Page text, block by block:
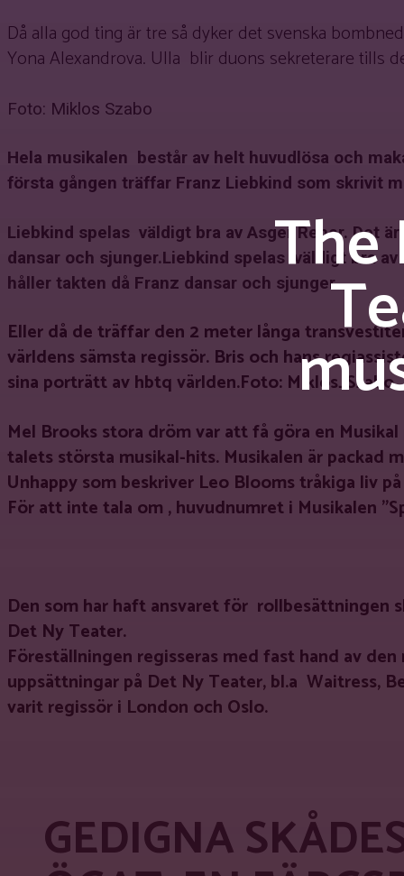
The
Då alla god ting är tre så dyker det svenska
Yona Alexandrova. Ulla blir duons sekreterare tills
Foto: Miklos Szabo
Hela musikalen består av helt huvudlösa och
första gången träffar Franz Liebkind som skrivit
Liebkind spelas väldigt bra av Asger Reher. Det
dansar och sjunger.Liebkind spelas väldigt bra
håller takten då Franz dansar och sjunger.
Eller då de träffar den 2 meter långa
världens sämsta regissör. Bris och hans
sina porträtt av hbtq världen.Foto: Miklos_Szabo
Mel Brooks stora dröm var att få göra en
talets största musikal-hits. Musikalen är packad
Unhappy som beskriver Leo Blooms tråkiga liv
För att inte tala om , huvudnumret i Musikalen
Den som har haft ansvaret för rollbesättningen
Det Ny Teater.
Föreställningen regisseras med fast hand av
uppsättningar på Det Ny Teater, bl.a Waitress,
varit regissör i London och Oslo.
GEDIGNA